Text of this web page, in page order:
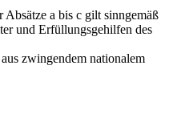
a bis c gilt sinngemäß
und Erfüllungsgehilfen des
zwingendem nationalem